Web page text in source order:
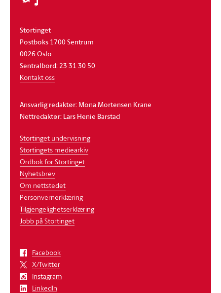
Stortinget
Postboks 1700 Sentrum
0026 Oslo
Sentralbord: 23 31 30 50
Kontakt oss
Ansvarlig redaktør: Mona Mortensen Krane
Nettredaktør: Lars Henie Barstad
Stortinget undervisning
Stortingets mediearkiv
Ordbok for Stortinget
Nyhetsbrev
Om nettstedet
Personvernerklæring
Tilgjengelighetserklæring
Jobb på Stortinget
Facebook
X/Twitter
Instagram
LinkedIn